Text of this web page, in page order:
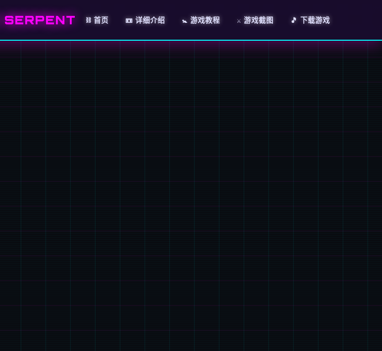
SERPENT ⛓️ 首页 📼 详细介绍 🚼 游戏教程 ⚔️ 游戏截图 🎵 下载游戏